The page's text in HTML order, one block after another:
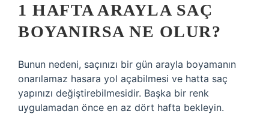
1 HAFTA ARAYLA SAÇ
BOYANIRSA NE OLUR?
Bunun nedeni, saçınızı bir gün arayla boyamanın
onarılamaz hasara yol açabilmesi ve hatta saç
yapınızı değiştirebilmesidir. Başka bir renk
uygulamadan önce en az dört hafta bekleyin.